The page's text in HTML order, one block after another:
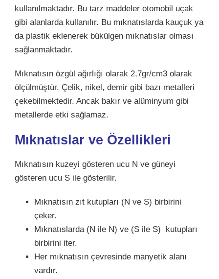
kullanılmaktadır. Bu tarz maddeler otomobil uçak
gibi alanlarda kullanılır. Bu mıknatıslarda kauçuk ya
da plastik eklenerek bükülgen mıknatıslar olması
sağlanmaktadır.
Mıknatısın özgül ağırlığı olarak 2,7gr/cm3 olarak
ölçülmüştür. Çelik, nikel, demir gibi bazı metalleri
çekebilmektedir. Ancak bakır ve alüminyum gibi
metallerde etki sağlamaz.
Mıknatıslar ve Özellikleri
Mıknatısın kuzeyi gösteren ucu N ve güneyi
gösteren ucu S ile gösterilir.
Mıknatısın zıt kutupları (N ve S) birbirini
çeker.
Mıknatıslarda (N ile N) ve (S ile S) kutupları
birbirini iter.
Her mıknatısın çevresinde manyetik alanı
vardır.